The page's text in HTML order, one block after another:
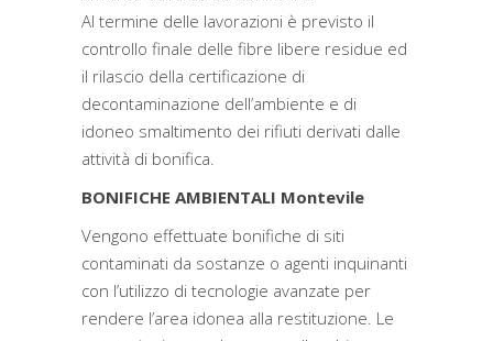
Al termine delle lavorazioni è previsto il
controllo finale delle fibre libere residue ed
il rilascio della certificazione di
decontaminazione dell’ambiente e di
idoneo smaltimento dei rifiuti derivati dalle
attività di bonifica.
BONIFICHE AMBIENTALI Montevile
Vengono effettuate bonifiche di siti
contaminati da sostanze o agenti inquinanti
con l’utilizzo di tecnologie avanzate per
rendere l’area idonea alla restituzione. Le